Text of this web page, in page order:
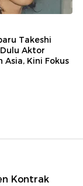
Takeshi
Aktor
Asia, Kini Fokus
Kontrak